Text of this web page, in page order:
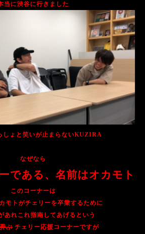
当に渋谷に行きました
しょと笑いが止まらないKUZIRA
なぜなら
である、名前はオカモト
このコーナーは
モトがチェリーを卒業するために
れこれ指南してあげるという
ぶ チェリー応援コーナーですが